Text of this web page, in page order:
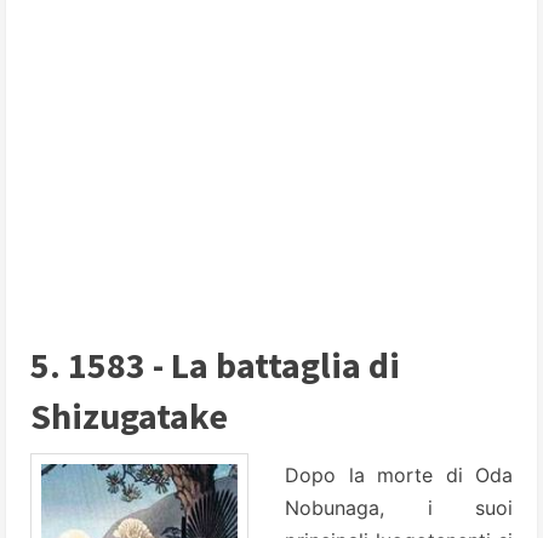
5. 1583 - La battaglia di
Shizugatake
Dopo la morte di Oda
Nobunaga, i suoi